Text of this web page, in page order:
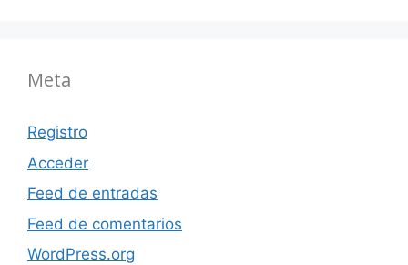
Meta
Registro
Acceder
Feed de entradas
Feed de comentarios
WordPress.org